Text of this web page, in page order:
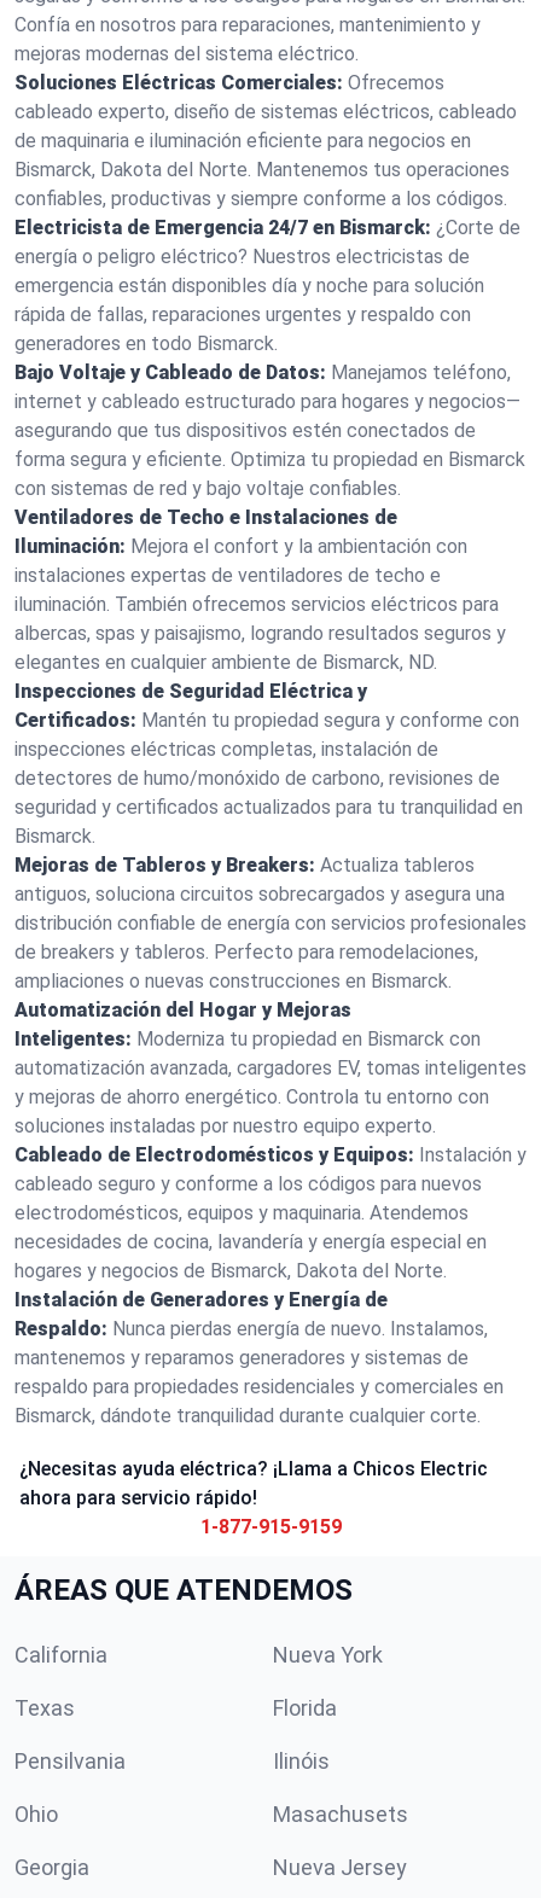
Confía en nosotros para reparaciones, mantenimiento y
mejoras modernas del sistema eléctrico.
Soluciones Eléctricas Comerciales: Ofrecemos
cableado experto, diseño de sistemas eléctricos, cableado
de maquinaria e iluminación eficiente para negocios en
Bismarck, Dakota del Norte. Mantenemos tus operaciones
confiables, productivas y siempre conforme a los códigos.
Electricista de Emergencia 24/7 en Bismarck: ¿Corte de
energía o peligro eléctrico? Nuestros electricistas de
emergencia están disponibles día y noche para solución
rápida de fallas, reparaciones urgentes y respaldo con
generadores en todo Bismarck.
Bajo Voltaje y Cableado de Datos: Manejamos teléfono,
internet y cableado estructurado para hogares y negocios—
asegurando que tus dispositivos estén conectados de
forma segura y eficiente. Optimiza tu propiedad en Bismarck
con sistemas de red y bajo voltaje confiables.
Ventiladores de Techo e Instalaciones de
Iluminación: Mejora el confort y la ambientación con
instalaciones expertas de ventiladores de techo e
iluminación. También ofrecemos servicios eléctricos para
albercas, spas y paisajismo, logrando resultados seguros y
elegantes en cualquier ambiente de Bismarck, ND.
Inspecciones de Seguridad Eléctrica y
Certificados: Mantén tu propiedad segura y conforme con
inspecciones eléctricas completas, instalación de
detectores de humo/monóxido de carbono, revisiones de
seguridad y certificados actualizados para tu tranquilidad en
Bismarck.
Mejoras de Tableros y Breakers: Actualiza tableros
antiguos, soluciona circuitos sobrecargados y asegura una
distribución confiable de energía con servicios profesionales
de breakers y tableros. Perfecto para remodelaciones,
ampliaciones o nuevas construcciones en Bismarck.
Automatización del Hogar y Mejoras
Inteligentes: Moderniza tu propiedad en Bismarck con
automatización avanzada, cargadores EV, tomas inteligentes
y mejoras de ahorro energético. Controla tu entorno con
soluciones instaladas por nuestro equipo experto.
Cableado de Electrodomésticos y Equipos: Instalación y
cableado seguro y conforme a los códigos para nuevos
electrodomésticos, equipos y maquinaria. Atendemos
necesidades de cocina, lavandería y energía especial en
hogares y negocios de Bismarck, Dakota del Norte.
Instalación de Generadores y Energía de
Respaldo: Nunca pierdas energía de nuevo. Instalamos,
mantenemos y reparamos generadores y sistemas de
respaldo para propiedades residenciales y comerciales en
Bismarck, dándote tranquilidad durante cualquier corte.
¿Necesitas ayuda eléctrica? ¡Llama a Chicos Electric
ahora para servicio rápido!
1-877-915-9159
ÁREAS QUE ATENDEMOS
California Nueva York
Texas Florida
Pensilvania Ilinóis
Ohio Masachusets
Georgia Nueva Jersey